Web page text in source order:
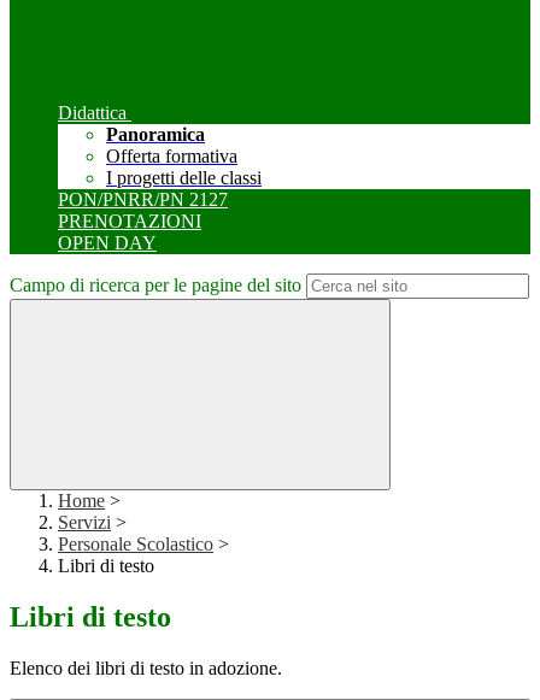
Didattica
Panoramica
Offerta formativa
I progetti delle classi
PON/PNRR/PN 2127
PRENOTAZIONI
OPEN DAY
Campo di ricerca per le pagine del sito
Home >
Servizi >
Personale Scolastico >
Libri di testo
Libri di testo
Elenco dei libri di testo in adozione.